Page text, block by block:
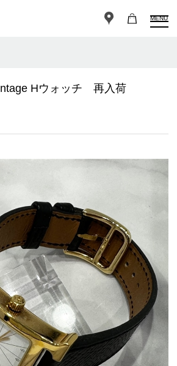
MENU
Hウォッチ 再入荷